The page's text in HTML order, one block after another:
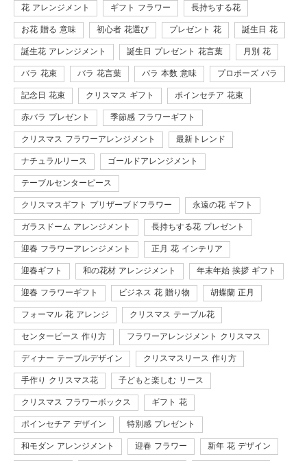
花 アレンジメント ギフト フラワー 長持ちする花
お花 贈る 意味 初心者 花選び プレゼント 花 誕生日 花
誕生花 アレンジメント 誕生日 プレゼント 花言葉 月別 花
バラ 花束 バラ 花言葉 バラ 本数 意味 プロポーズ バラ
記念日 花束 クリスマス ギフト ポインセチア 花束
赤バラ プレゼント 季節感 フラワーギフト
クリスマス フラワーアレンジメント 最新トレンド
ナチュラルリース ゴールドアレンジメント
テーブルセンターピース
クリスマスギフト プリザーブドフラワー 永遠の花 ギフト
ガラスドーム アレンジメント 長持ちする花 プレゼント
迎春 フラワーアレンジメント 正月 花 インテリア
迎春ギフト 和の花材 アレンジメント 年末年始 挨拶 ギフト
迎春 フラワーギフト ビジネス 花 贈り物 胡蝶蘭 正月
フォーマル 花 アレンジ クリスマス テーブル花
センターピース 作り方 フラワーアレンジメント クリスマス
ディナー テーブルデザイン クリスマスリース 作り方
手作り クリスマス花 子どもと楽しむ リース
クリスマス フラワーボックス ギフト 花
ポインセチア デザイン 特別感 プレゼント
和モダン アレンジメント 迎春 フラワー 新年 花 デザイン